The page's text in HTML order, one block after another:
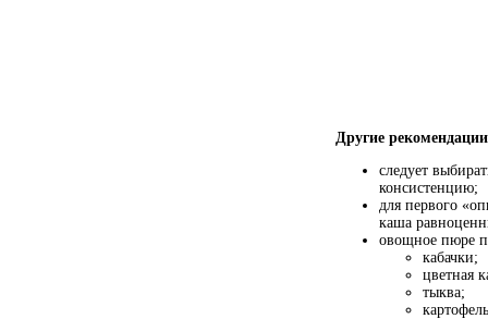
Другие
следует
консистенцию;
для первого
каша
овощное пюре
кабачки;
цветная
тыква;